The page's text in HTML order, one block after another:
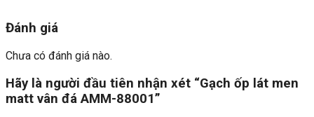
Đánh giá
Chưa có đánh giá nào.
Hãy là người đầu tiên nhận xét “Gạch ốp lát men
matt vân đá AMM-88001”